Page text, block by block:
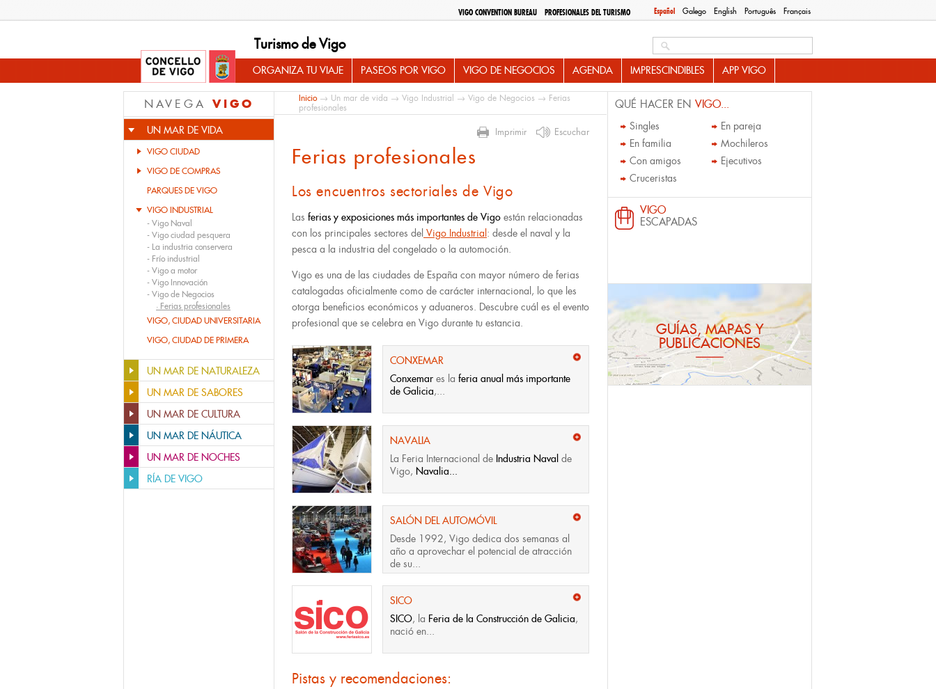
Español Galego English Português Français
VIGO CONVENTION BUREAU PROFESIONALES DEL TURISMO
Turismo de Vigo
ORGANIZA TU VIAJE PASEOS POR VIGO VIGO DE NEGOCIOS AGENDA IMPRESCINDIBLES APP VIGO
NAVEGA VIGO
UN MAR DE VIDA
VIGO CIUDAD
VIGO DE COMPRAS
PARQUES DE VIGO
VIGO INDUSTRIAL
- Vigo Naval
- Vigo ciudad pesquera
- La industria conservera
- Frío industrial
- Vigo a motor
- Vigo Innovación
- Vigo de Negocios
· Ferias profesionales
VIGO, CIUDAD UNIVERSITARIA
VIGO, CIUDAD DE PRIMERA
UN MAR DE NATURALEZA
UN MAR DE SABORES
UN MAR DE CULTURA
UN MAR DE NÁUTICA
UN MAR DE NOCHES
RÍA DE VIGO
Inicio→ Un mar de vida → Vigo Industrial → Vigo de Negocios → Ferias
profesionales
Imprimir Escuchar
Ferias profesionales
Los encuentros sectoriales de Vigo
Las ferias y exposiciones más importantes de Vigo están relacionadas
con los principales sectores del Vigo Industrial : desde el naval y la
pesca a la industria del congelado o la automoción.
Vigo es una de las ciudades de España con mayor número de ferias
catalogadas oficialmente como de carácter internacional, lo que les
otorga beneficios económicos y aduaneros. Descubre cuál es el evento
profesional que se celebra en Vigo durante tu estancia.
CONXEMAR
Conxemar es la feria anual más importante
de Galicia,...
NAVALIA
La Feria Internacional de Industria Naval de
Vigo, Navalia...
SALÓN DEL AUTOMÓVIL
Desde 1992, Vigo dedica dos semanas al
año a aprovechar el potencial de atracción
de su...
SICO
SICO, la Feria de la Construcción de Galicia,
nació en...
Pistas y recomendaciones:
QUÉ HACER EN VIGO...
Singles
En pareja
En familia
Mochileros
Con amigos
Ejecutivos
Cruceristas
VIGO
ESCAPADAS
GUÍAS, MAPAS Y
PUBLICACIONES